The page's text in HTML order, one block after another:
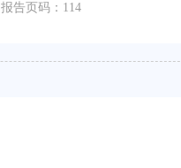
报告页码：114